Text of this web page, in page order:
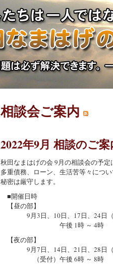
相談会ご案内
2022年9月 相談のご
秋田なまはげの会 9月の相談会の予定
多重債務、ローン、生活苦等々につ
秘密は厳守します。
■開催日時
【昼の部】
9月3日、10日、17日、24日（
午後 1時 ～ 4時
【夜の部】
9月7日、14日、21日、28日（
（受付）午後 6時 ～ 8時